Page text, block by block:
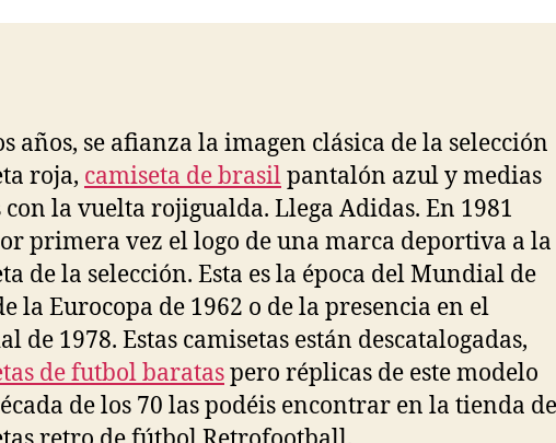
años, se afianza la imagen clásica de la selección
roja, camiseta de brasilpantalón azul y medias
con la vuelta rojigualda. Llega Adidas. En 1981
primera vez el logo de una marca deportiva a la
de la selección. Esta es la época del Mundial de
la Eurocopa de 1962 o de la presencia en el
de 1978. Estas camisetas están descatalogadas,
de futbol barataspero réplicas de este modelo
de los 70 las podéis encontrar en la tienda de